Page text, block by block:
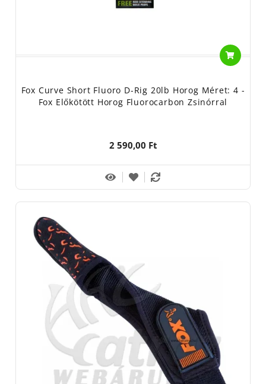
Fox Curve Short Fluoro D-Rig 20lb Horog Méret: 4 -
Fox Előkötött Horog Fluorocarbon Zsinórral
2 590,00 Ft